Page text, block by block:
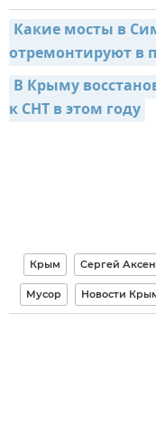
Какие мосты в
отремонтируют в
В Крыму
к СНТ в этом году
Крым Сергей
Мусор Новости